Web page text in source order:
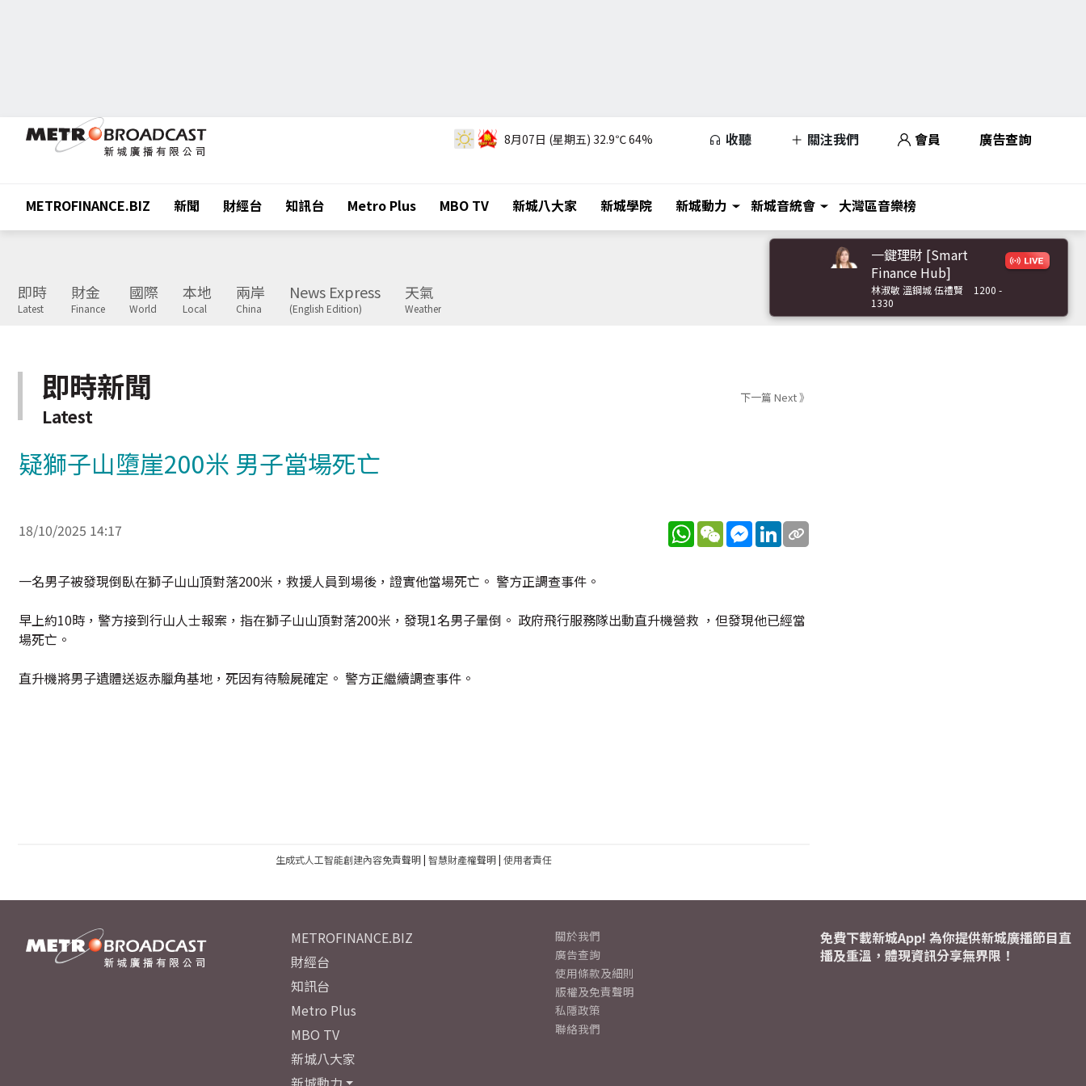
8月07日 (星期五) 32.9℃64% 收聽 關注我們 會員 廣告查詢
METROFINANCE.BIZ 新聞 財經台 知訊台 Metro Plus MBO TV 新城八大家 新城學院 新城動力 新城音統會 大灣區音樂榜
即時
Latest
財金
Finance
國際
World
本地
Local
兩岸
China
News Express
(English Edition)
天氣
Weather
一鍵理財 [Smart
Finance Hub]
林淑敏 溫鋼城 伍禮賢
1200 -
1330
即時新聞
Latest
下一篇 Next 》
疑獅子山墮崖200米 男子當場死亡
18/10/2025 14:17 WhatsApp
WeChatMessenger
LinkedIn
一名男子被發現倒臥在獅子山山頂對落200米，救援人員到場後，證實他當場死亡。 警方正調查事件。
早上約10時，警方接到行山人士報案，指在獅子山山頂對落200米，發現1名男子暈倒。 政府飛行服務隊出動直升機營救 ，但發現他已經當
場死亡。
直升機將男子遺體送返赤臘角基地，死因有待驗屍確定。 警方正繼續調查事件。
生成式人工智能創建內容免責聲明| 智慧財產權聲明| 使用者責任
METROFINANCE.BIZ
財經台
知訊台
Metro Plus
MBO TV
新城八大家
關於我們
廣告查詢
使用條款及細則
版權及免責聲明
私隱政策
聯絡我們
免費下載新城App! 為你提供新城廣播節目直
播及重溫，體現資訊分享無界限！